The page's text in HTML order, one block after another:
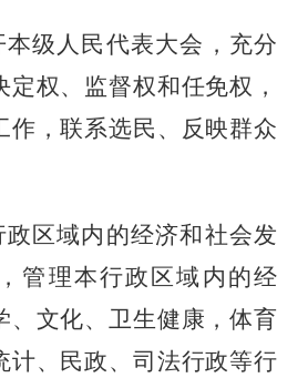
本级人民代表大会，充分
权、监督权和任免权，
作，联系选民、反映群众
政区域内的经济和社会发
管理本行政区域内的经
、文化、卫生健康，体育
计、民政、司法行政等行